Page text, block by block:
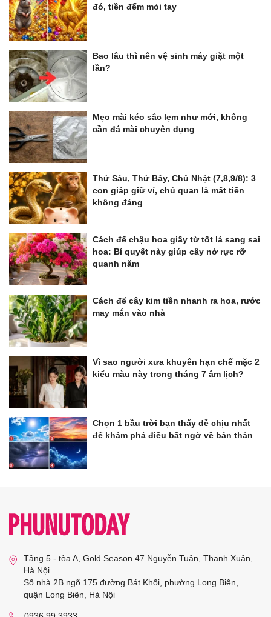
đó, tiền đếm mỏi tay
Bao lâu thì nên vệ sinh máy giặt một
lần?
Mẹo mài kéo sắc lẹm như mới, không
cần đá mài chuyên dụng
Thứ Sáu, Thứ Bảy, Chủ Nhật (7,8,9/8): 3
con giáp giữ ví, chủ quan là mất tiền
không đáng
Cách để chậu hoa giấy từ tốt lá sang sai
hoa: Bí quyết này giúp cây nở rực rỡ
quanh năm
Cách để cây kim tiền nhanh ra hoa, rước
may mắn vào nhà
Vì sao người xưa khuyên hạn chế mặc 2
kiểu màu này trong tháng 7 âm lịch?
Chọn 1 bầu trời bạn thấy dễ chịu nhất
để khám phá điều bất ngờ về bản thân
Tầng 5 - tòa A, Gold Season 47 Nguyễn Tuân, Thanh Xuân,
Hà Nội
Số nhà 2B ngõ 175 đường Bát Khối, phường Long Biên,
quận Long Biên, Hà Nội